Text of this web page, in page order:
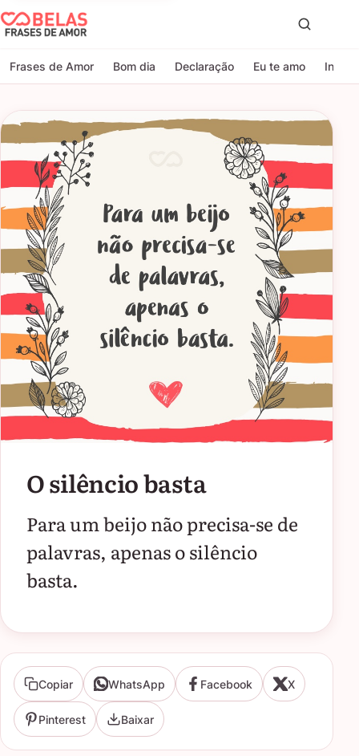
Belas Frases de Amor
Frases de Amor Bom dia Declaração Eu te amo
O silêncio basta
Para um beijo não precisa-se de
palavras, apenas o silêncio
basta.
Copiar WhatsApp Facebook X
Pinterest Baixar